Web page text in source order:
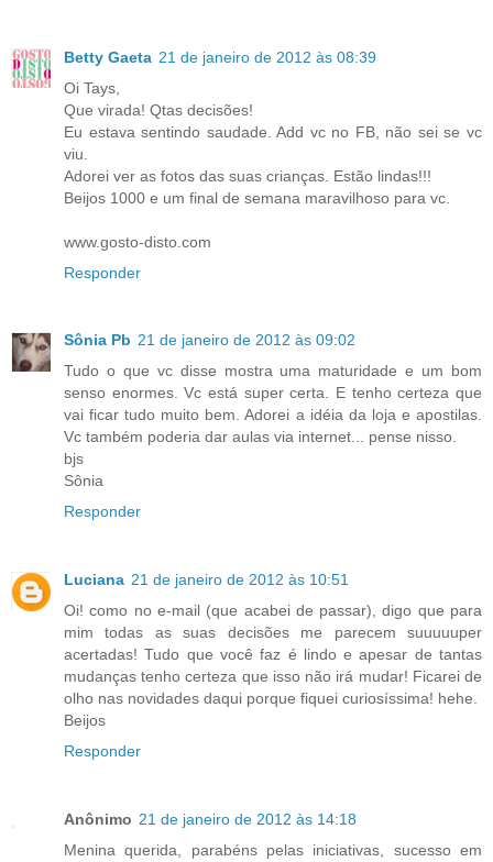
Betty Gaeta 21 de janeiro de 2012 às 08:39
Oi Tays,
Que virada! Qtas decisões!
Eu estava sentindo saudade. Add vc no FB, não sei se vc
viu.
Adorei ver as fotos das suas crianças. Estão lindas!!!
Beijos 1000 e um final de semana maravilhoso para vc.
www.gosto-disto.com
Responder
Sônia Pb 21 de janeiro de 2012 às 09:02
Tudo o que vc disse mostra uma maturidade e um bom
senso enormes. Vc está super certa. E tenho certeza que
vai ficar tudo muito bem. Adorei a idéia da loja e apostilas.
Vc também poderia dar aulas via internet... pense nisso.
bjs
Sônia
Responder
Luciana 21 de janeiro de 2012 às 10:51
Oi! como no e-mail (que acabei de passar), digo que para
mim todas as suas decisões me parecem suuuuuper
acertadas! Tudo que você faz é lindo e apesar de tantas
mudanças tenho certeza que isso não irá mudar! Ficarei de
olho nas novidades daqui porque fiquei curiosíssima! hehe.
Beijos
Responder
Anônimo 21 de janeiro de 2012 às 14:18
Menina querida, parabéns pelas iniciativas, sucesso em